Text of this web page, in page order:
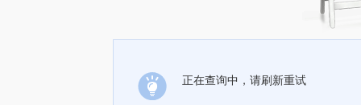
正在查询中，请刷新重试